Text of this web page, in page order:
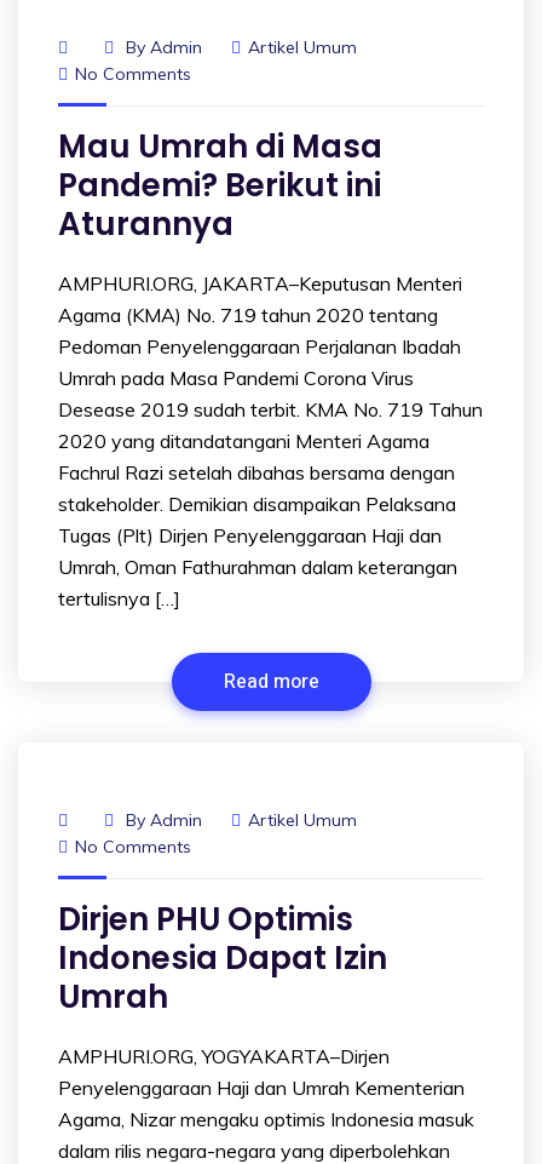
By Admin
Artikel Umum
No Comments
Mau Umrah di Masa
Pandemi? Berikut ini
Aturannya
AMPHURI.ORG, JAKARTA–Keputusan Menteri
Agama (KMA) No. 719 tahun 2020 tentang
Pedoman Penyelenggaraan Perjalanan Ibadah
Umrah pada Masa Pandemi Corona Virus
Desease 2019 sudah terbit. KMA No. 719 Tahun
2020 yang ditandatangani Menteri Agama
Fachrul Razi setelah dibahas bersama dengan
stakeholder. Demikian disampaikan Pelaksana
Tugas (Plt) Dirjen Penyelenggaraan Haji dan
Umrah, Oman Fathurahman dalam keterangan
tertulisnya […]
Read more
By Admin
Artikel Umum
No Comments
Dirjen PHU Optimis
Indonesia Dapat Izin
Umrah
AMPHURI.ORG, YOGYAKARTA–Dirjen
Penyelenggaraan Haji dan Umrah Kementerian
Agama, Nizar mengaku optimis Indonesia masuk
dalam rilis negara-negara yang diperbolehkan